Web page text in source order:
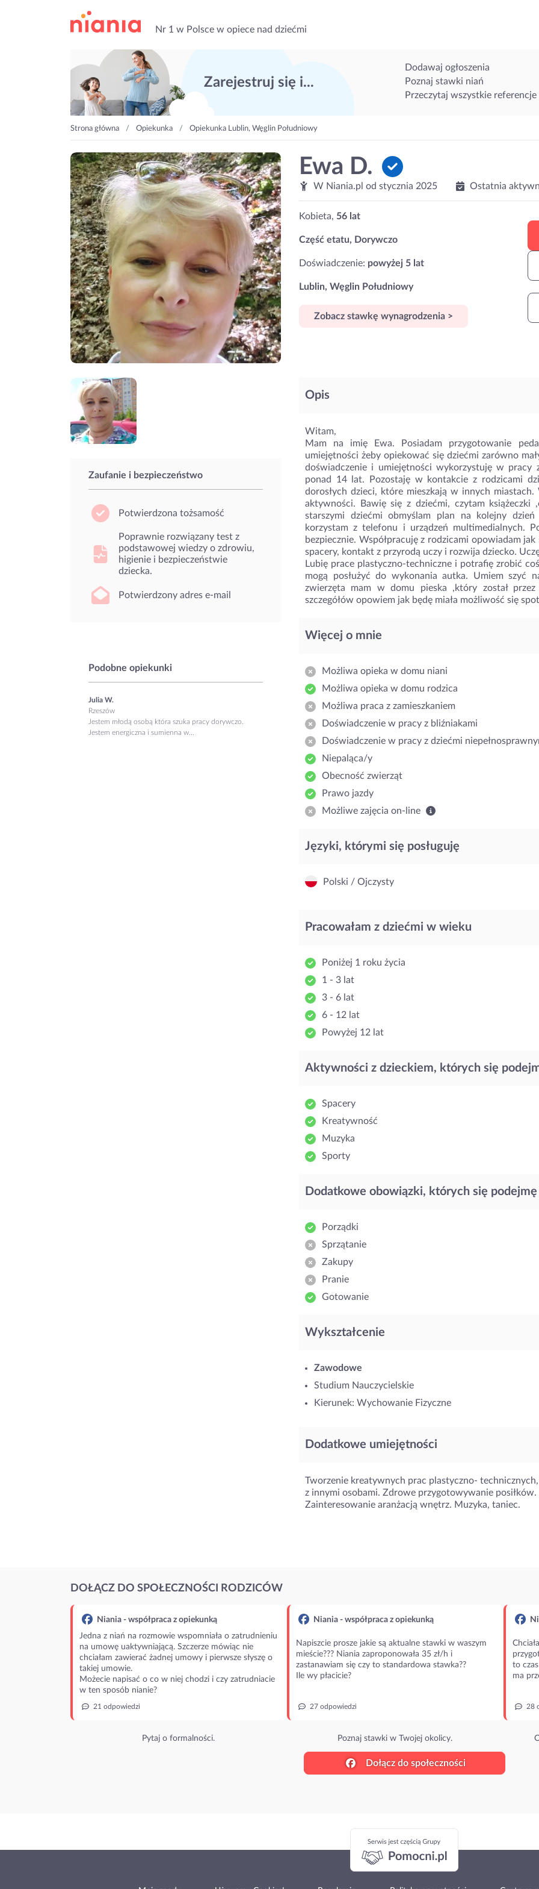
Nr 1 w Polsce w opiece nad dziećmi
Zarejestruj się i...
Dodawaj ogłoszenia
Poznaj stawki niań
Przeczytaj wszystkie referencje
Strona główna Opiekunka Opiekunka Lublin, Węglin Południowy
Ewa D.
W Niania.pl od stycznia 2025 Ostatnia
Kobieta, 56 lat
Część etatu, Dorywczo
Doświadczenie: powyżej 5 lat
Lublin, Węglin Południowy
Zobacz stawkę wynagrodzenia >
Zaufanie i bezpieczeństwo
Potwierdzona tożsamość
Poprawnie rozwiązany test z
podstawowej wiedzy o zdrowiu,
higienie i bezpieczeństwie
dziecka.
Potwierdzony adres e-mail
Podobne opiekunki
Julia W.
Rzeszów
Jestem młodą osobą która szuka pracy dorywczo.
Jestem energiczna i sumienna w...
Opis
Witam,
Mam na imię Ewa. Posiadam przygotowanie
umiejętności żeby opiekować się dziećmi zarówno
doświadczenie i umiejętności wykorzystuję w pracy
ponad 14 lat. Pozostaję w kontakcie z rodzicami
dorosłych dzieci, które mieszkają w innych
aktywności. Bawię się z dziećmi, czytam książeczki
starszymi dziećmi obmyślam plan na kolejny
korzystam z telefonu i urządzeń multimedialnych.
bezpiecznie. Współpracuję z rodzicami opowiadam
spacery, kontakt z przyrodą uczy i rozwija dziecko.
Lubię prace plastyczno-techniczne i potrafię zrobić
mogą posłużyć do wykonania autka. Umiem szyć
zwierzęta mam w domu pieska ,który został
szczegółów opowiem jak będę miała możliwość się
Więcej o mnie
Możliwa opieka w domu niani
Możliwa opieka w domu rodzica
Możliwa praca z zamieszkaniem
Doświadczenie w pracy z bliźniakami
Doświadczenie w pracy z dziećmi
Niepaląca/y
Obecność zwierząt
Prawo jazdy
Możliwe zajęcia on-line
Języki, którymi się posługuję
Polski / Ojczysty
Pracowałam z dziećmi w wieku
Poniżej 1 roku życia
1 - 3 lat
3 - 6 lat
6 - 12 lat
Powyżej 12 lat
Aktywności z dzieckiem, których się
Spacery
Kreatywność
Muzyka
Sporty
Dodatkowe obowiązki, których się podejmę
Porządki
Sprzątanie
Zakupy
Pranie
Gotowanie
Wykształcenie
Zawodowe
Studium Nauczycielskie
Kierunek: Wychowanie Fizyczne
Dodatkowe umiejętności
Tworzenie kreatywnych prac plastyczno-
z innymi osobami. Zdrowe przygotowywanie
Zainteresowanie aranżacją wnętrz. Muzyka, taniec.
DOŁĄCZ DO SPOŁECZNOŚCI RODZICÓW
Niania - współpraca z opiekunką
Jedna z niań na rozmowie wspomniała o zatrudnieniu
na umowę uaktywniającą. Szczerze mówiąc nie
chciałam zawierać żadnej umowy i pierwsze słyszę o
takiej umowie.
Możecie napisać o co w niej chodzi i czy zatrudniacie
w ten sposób nianie?
21 odpowiedzi
Pytaj o formalności.
Niania - współpraca z opiekunką
Napiszcie prosze jakie są aktualne stawki w waszym
mieście??? Niania zaproponowała 35 zł/h i
zastanawiam się czy to standardowa stawka??
Ile wy płacicie?
27 odpowiedzi
Poznaj stawki w Twojej okolicy.
to
ma
28
Dołącz do społeczności